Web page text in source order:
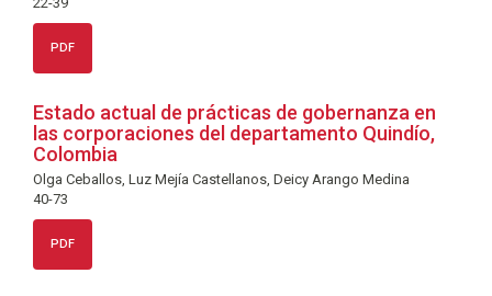
PDF
Estado actual de prácticas de gobernanza en
las corporaciones del departamento Quindío,
Colombia
Olga Ceballos, Luz Mejía Castellanos, Deicy Arango Medina
40-73
PDF